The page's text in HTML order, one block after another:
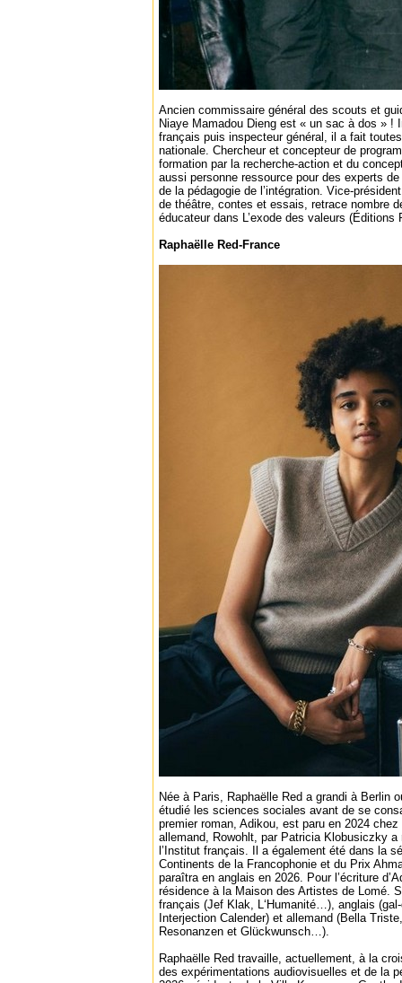
Ancien commissaire général des scouts et
Niaye Mamadou Dieng est « un sac à dos » !
français puis inspecteur général, il a fait
nationale. Chercheur et concepteur de
formation par la recherche-action et du
aussi personne ressource pour des experts
de la pédagogie de l’intégration. Vice-
de théâtre, contes et essais, retrace nombre
éducateur dans L’exode des valeurs (Éditions
Raphaëlle Red-France
Née à Paris, Raphaëlle Red a grandi à Berlin
étudié les sciences sociales avant de se
premier roman, Adikou, est paru en 2024
allemand, Rowohlt, par Patricia Klobusiczky
l’Institut français. Il a également été dans la
Continents de la Francophonie et du Prix
paraîtra en anglais en 2026. Pour l’écriture
résidence à la Maison des Artistes de Lomé.
français (Jef Klak, L‘Humanité…), anglais
Interjection Calender) et allemand (Bella
Resonanzen et Glückwunsch…).
Raphaëlle Red travaille, actuellement, à la
des expérimentations audiovisuelles et de la